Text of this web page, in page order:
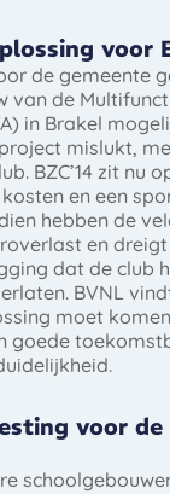
voor
de gemeente
van de
in Brakel
mislukt,
BZC’14 zit nu
en een
hebben de
en
dat de club
BVNL
moet komen
goede
voor de